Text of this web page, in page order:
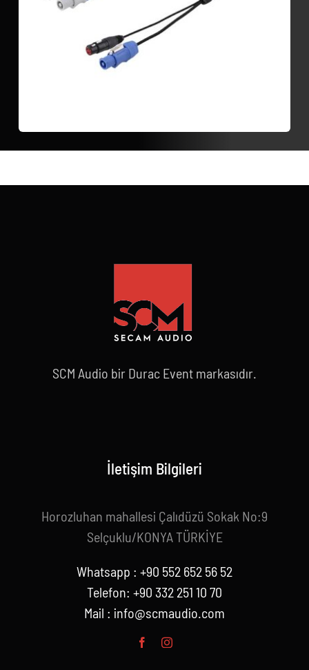
SCM Audio bir Durac Event markasıdır.
İletişim Bilgileri
Horozluhan mahallesi Çalıdüzü Sokak No:9
Selçuklu/KONYA TÜRKİYE
Whatsapp : +90 552 652 56 52
Telefon: +90 332 251 10 70
Mail : info@scmaudio.com